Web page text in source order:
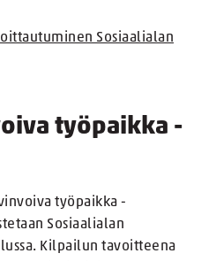
Sosiaalialan
työpaikka -
työpaikka -
Sosiaalialan
Kilpailun tavoitteena